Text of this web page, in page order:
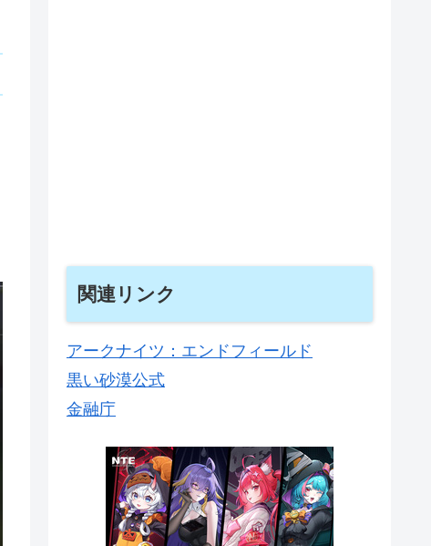
関連リンク
アークナイツ：エンドフィールド
黒い砂漠公式
金融庁